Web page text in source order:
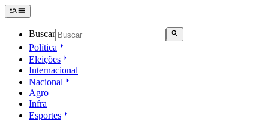
Buscar
Política
Eleições
Internacional
Nacional
Agro
Infra
Esportes